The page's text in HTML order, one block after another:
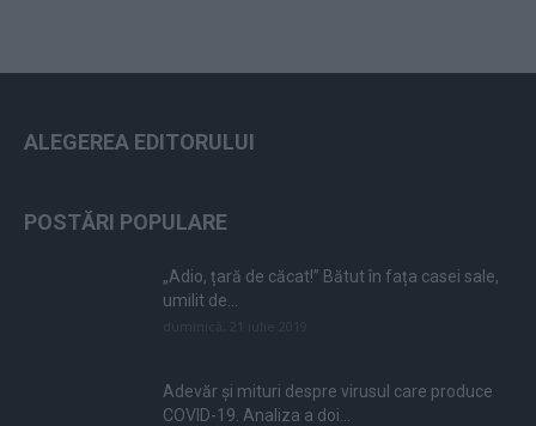
ALEGEREA EDITORULUI
POSTĂRI POPULARE
„Adio, țară de căcat!” Bătut în fața casei sale,
umilit de...
Adevăr și mituri despre virusul care produce
COVID-19. Analiza a doi...